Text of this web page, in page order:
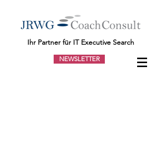
Ihr Partner für IT Executive Search
NEWSLETTER